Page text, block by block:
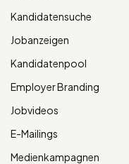
Kandidatensuche
Jobanzeigen
Kandidatenpool
Employer Branding
Jobvideos
E-Mailings
Medienkampagnen